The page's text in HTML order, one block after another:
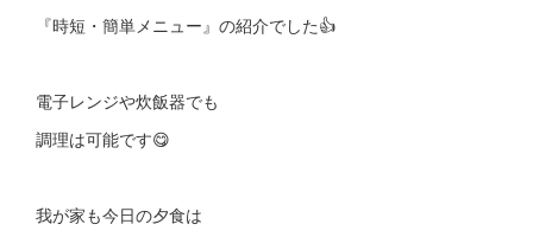
『時短・簡単メニュー』の紹介でした👍
電子レンジや炊飯器でも
調理は可能です😋
我が家も今日の夕食は